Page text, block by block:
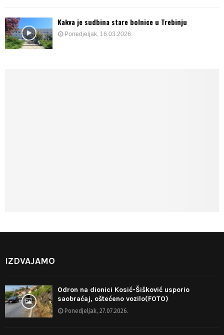
Kakva je sudbina stare bolnice u Trebinju
Ponedjeljak, 16.03.2026.
IZDVAJAMO
Odron na dionici Kosić-Šišković usporio
saobraćaj, oštećeno vozilo(FOTO)
Ponedjeljak, 27.07.2026.